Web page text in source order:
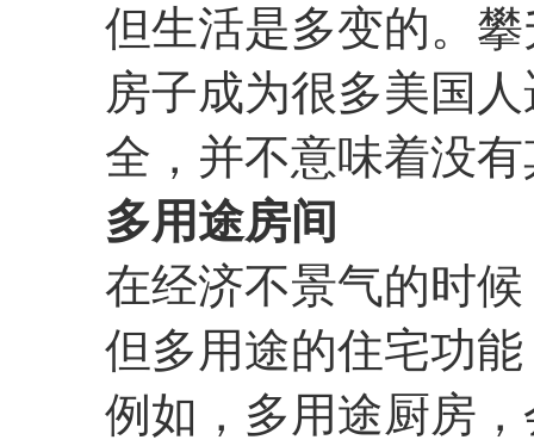
但生活是多变的。
房子成为很多美国
全，并不意味着没
多用途房间
在经济不景气的时
但多用途的住宅功
例如，多用途厨房